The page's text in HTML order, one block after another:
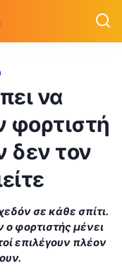
να
φορτιστή
δεν τον
σε κάθε σπίτι.
ο φορτιστής μένει
επιλέγουν πλέον